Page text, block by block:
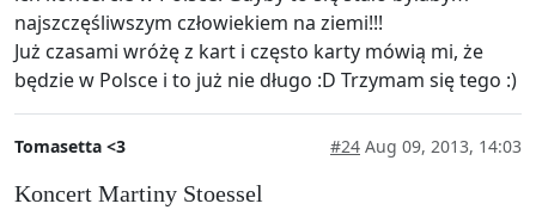
najszczęśliwszym człowiekiem na ziemi!!!
Już czasami wróżę z kart i często karty mówią mi, że
będzie w Polsce i to już nie długo :D Trzymam się tego :)
Tomasetta <3 #24 Aug 09, 2013, 14:03
Koncert Martiny Stoessel